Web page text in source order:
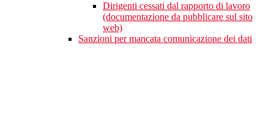
Dirigenti cessati dal rapporto di lavoro
(documentazione da pubblicare sul sito
web)
Sanzioni per mancata comunicazione dei dati